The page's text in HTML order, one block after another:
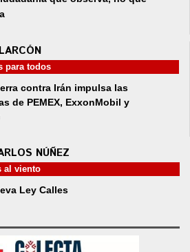
para todos
contra Irán impulsa las
de PEMEX, ExxonMobil y
NÚÑEZ
al viento
Ley Calles